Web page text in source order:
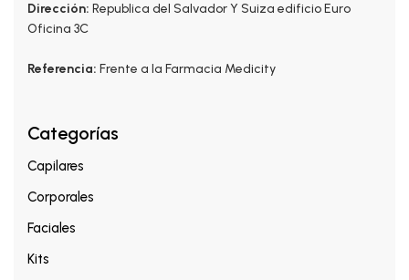
Dirección: Republica del Salvador Y Suiza edificio Euro
Oficina 3C
Referencia: Frente a la Farmacia Medicity
Categorías
Capilares
Corporales
Faciales
Kits